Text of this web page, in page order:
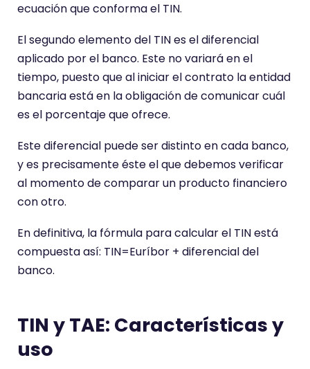
ecuación que conforma el TIN.
El segundo elemento del TIN es el diferencial
aplicado por el banco. Este no variará en el
tiempo, puesto que al iniciar el contrato la entidad
bancaria está en la obligación de comunicar cuál
es el porcentaje que ofrece.
Este diferencial puede ser distinto en cada banco,
y es precisamente éste el que debemos verificar
al momento de comparar un producto financiero
con otro.
En definitiva, la fórmula para calcular el TIN está
compuesta así: TIN=Euríbor + diferencial del
banco.
TIN y TAE: Características y
uso